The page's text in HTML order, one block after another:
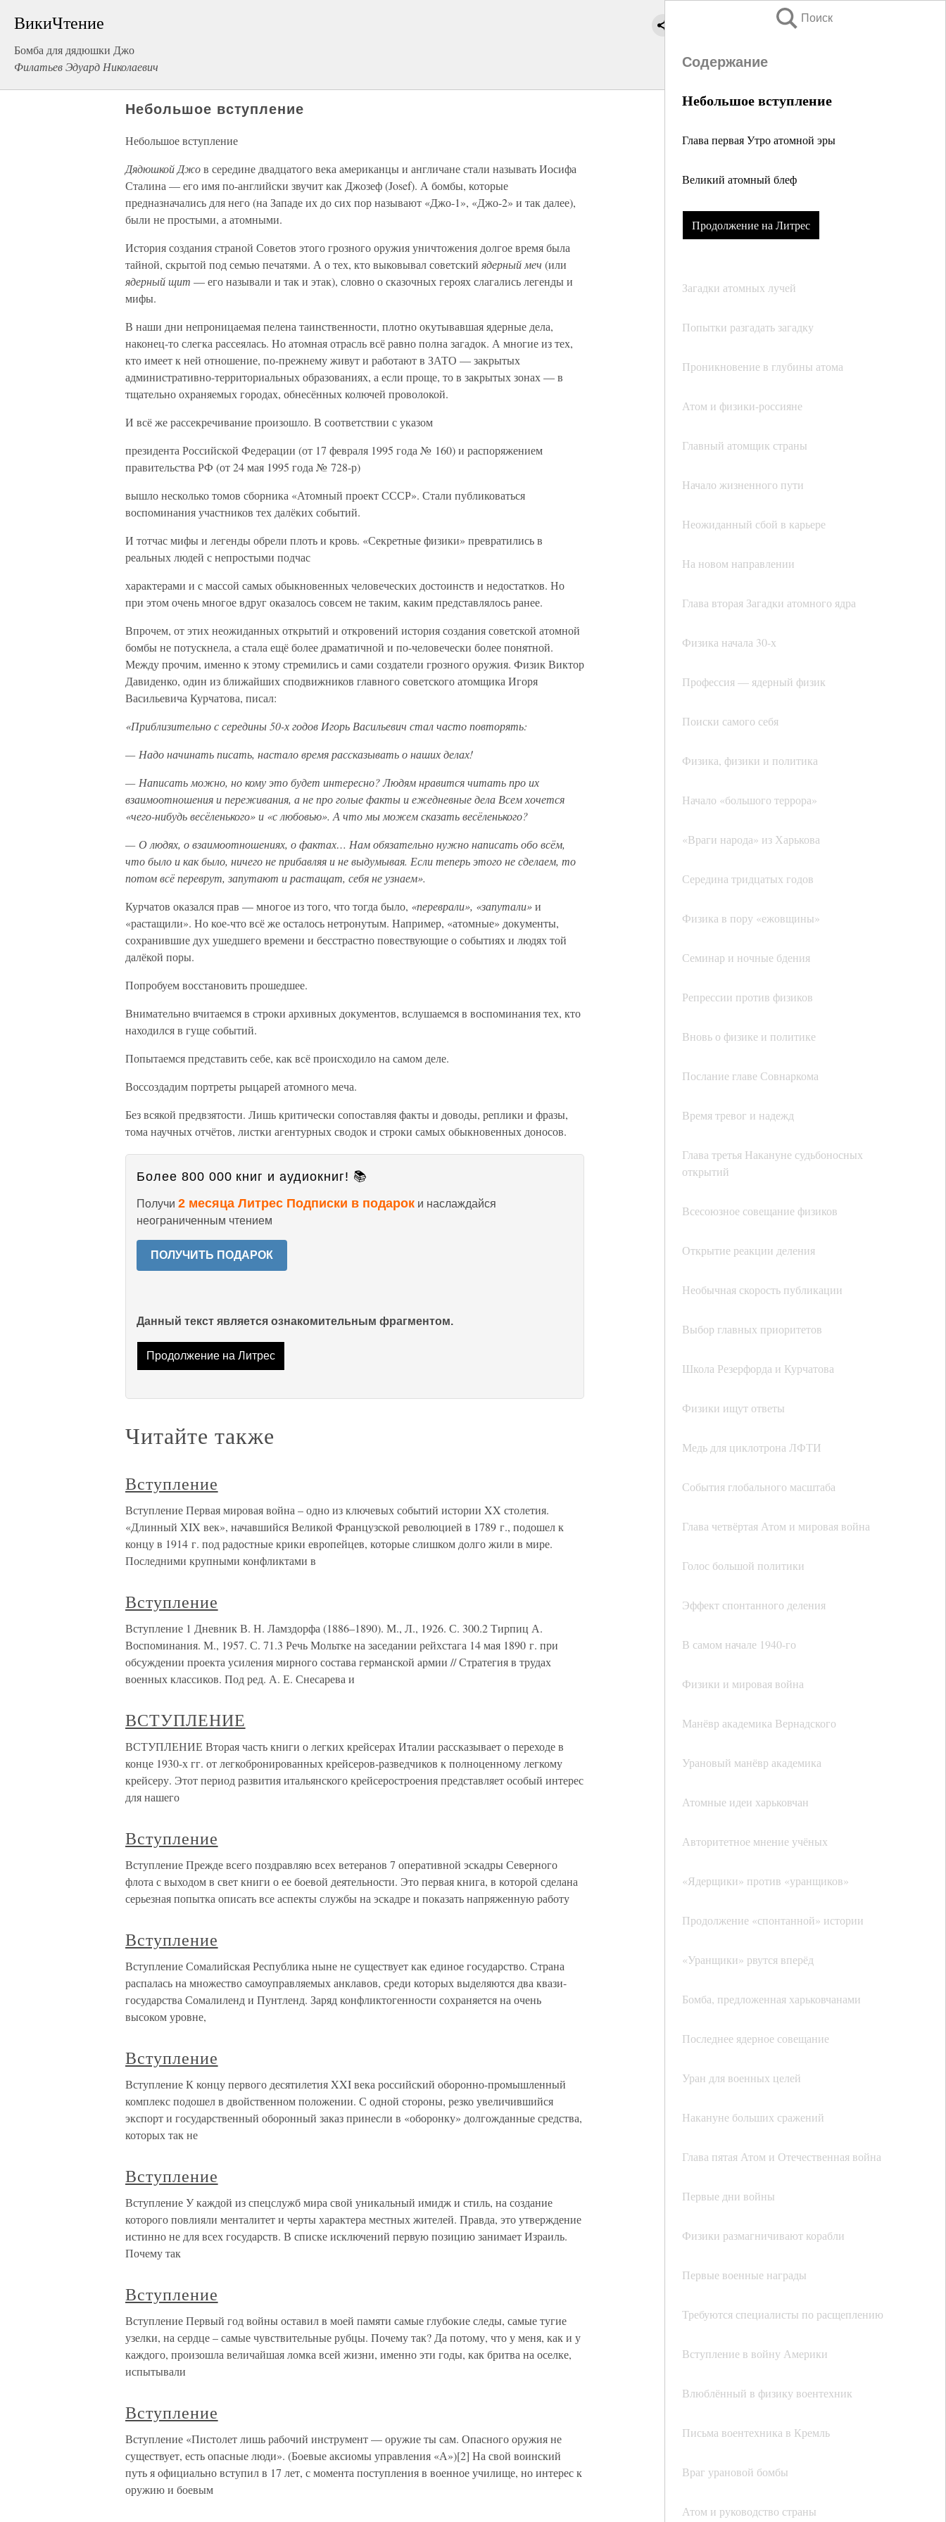
ВикиЧтение
Бомба для дядюшки Джо
Филатьев Эдуард Николаевич
Поиск
Содержание
Небольшое вступление
Глава первая Утро атомной эры
Великий атомный блеф
Продолжение на Литрес
Загадки атомных лучей
Попытки разгадать загадку
Проникновение в глубины атома
Атом и физики-россияне
Главный атомщик страны
Начало жизненного пути
Неожиданный сбой в карьере
На новом направлении
Глава вторая Загадки атомного ядра
Физика начала 30-х
Профессия — ядерный физик
Поиски самого себя
Физика, физики и политика
Начало «большого террора»
«Враги народа» из Харькова
Середина тридцатых годов
Физика в пору «ежовщины»
Семинар и ночные бдения
Репрессии против физиков
Вновь о физике и политике
Послание главе Совнаркома
Время тревог и надежд
Глава третья Накануне судьбоносных
открытий
Всесоюзное совещание физиков
Открытие реакции деления
Необычная скорость публикации
Выбор главных приоритетов
Школа Резерфорда и Курчатова
Физики ищут ответы
Медь для циклотрона ЛФТИ
События глобального масштаба
Глава четвёртая Атом и мировая война
Голос большой политики
Эффект спонтанного деления
В самом начале 1940-го
Физики и мировая война
Манёвр академика Вернадского
Урановый манёвр академика
Атомные идеи харьковчан
Авторитетное мнение учёных
«Ядерщики» против «уранщиков»
Продолжение «спонтанной» истории
«Уранщики» рвутся вперёд
Бомба, предложенная харьковчанами
Последнее ядерное совещание
Уран для военных целей
Накануне больших сражений
Глава пятая Атом и Отечественная война
Первые дни войны
Физики размагничивают корабли
Первые военные награды
Требуются специалисты по расщеплению
Вступление в войну Америки
Влюблённый в физику воентехник
Письма воентехника в Кремль
Враг урановой бомбы
Атом и руководство страны
Небольшое вступление
Небольшое вступление
Дядюшкой Джов середине двадцатого века американцы и англичане стали называть Иосифа
Сталина — его имя по-английски звучит как Джозеф (Josef). А бомбы, которые
предназначались для него (на Западе их до сих пор называют «Джо-1», «Джо-2» и так далее),
были не простыми, а атомными.
История создания страной Советов этого грозного оружия уничтожения долгое время была
тайной, скрытой под семью печатями. А о тех, кто выковывал советский ядерный меч (или
ядерный щит — его называли и так и этак), словно о сказочных героях слагались легенды и
мифы.
В наши дни непроницаемая пелена таинственности, плотно окутывавшая ядерные дела,
наконец-то слегка рассеялась. Но атомная отрасль всё равно полна загадок. А многие из тех,
кто имеет к ней отношение, по-прежнему живут и работают в ЗАТО — закрытых
административно-территориальных образованиях, а если проще, то в закрытых зонах — в
тщательно охраняемых городах, обнесённых колючей проволокой.
И всё же рассекречивание произошло. В соответствии с указом
президента Российской Федерации (от 17 февраля 1995 года № 160) и распоряжением
правительства РФ (от 24 мая 1995 года № 728-р)
вышло несколько томов сборника «Атомный проект СССР». Стали публиковаться
воспоминания участников тех далёких событий.
И тотчас мифы и легенды обрели плоть и кровь. «Секретные физики» превратились в
реальных людей с непростыми подчас
характерами и с массой самых обыкновенных человеческих достоинств и недостатков. Но
при этом очень многое вдруг оказалось совсем не таким, каким представлялось ранее.
Впрочем, от этих неожиданных открытий и откровений история создания советской атомной
бомбы не потускнела, а стала ещё более драматичной и по-человечески более понятной.
Между прочим, именно к этому стремились и сами создатели грозного оружия. Физик Виктор
Давиденко, один из ближайших сподвижников главного советского атомщика Игоря
Васильевича Курчатова, писал:
«Приблизительно с середины 50-х годов Игорь Васильевич стал часто повторять:
— Надо начинать писать, настало время рассказывать о наших делах!
— Написать можно, но кому это будет интересно? Людям нравится читать про их
взаимоотношения и переживания, а не про голые факты и ежедневные дела Всем хочется
«чего-нибудь весёленького» и «с любовью». А что мы можем сказать весёленького?
— О людях, о взаимоотношениях, о фактах… Нам обязательно нужно написать обо всём,
что было и как было, ничего не прибавляя и не выдумывая. Если теперь этого не сделаем, то
потом всё переврут, запутают и растащат, себя не узнаем».
Курчатов оказался прав — многое из того, что тогда было, «переврали», «запутали»и
«растащили». Но кое-что всё же осталось нетронутым. Например, «атомные» документы,
сохранившие дух ушедшего времени и бесстрастно повествующие о событиях и людях той
далёкой поры.
Попробуем восстановить прошедшее.
Внимательно вчитаемся в строки архивных документов, вслушаемся в воспоминания тех, кто
находился в гуще событий.
Попытаемся представить себе, как всё происходило на самом деле.
Воссоздадим портреты рыцарей атомного меча.
Без всякой предвзятости. Лишь критически сопоставляя факты и доводы, реплики и фразы,
тома научных отчётов, листки агентурных сводок и строки самых обыкновенных доносов.
Более 800 000 книг и аудиокниг! 📚
Получи 2 месяца Литрес Подписки в подарок и наслаждайся
неограниченным чтением
ПОЛУЧИТЬ ПОДАРОК
Данный текст является ознакомительным фрагментом.
Продолжение на Литрес
Читайте также
Вступление
Вступление Первая мировая война – одно из ключевых событий истории XX столетия.
«Длинный XIX век», начавшийся Великой Французской революцией в 1789 г., подошел к
концу в 1914 г. под радостные крики европейцев, которые слишком долго жили в мире.
Последними крупными конфликтами в
Вступление
Вступление 1 Дневник В. Н. Ламздорфа (1886–1890). М., Л., 1926. С. 300.2 Тирпиц А.
Воспоминания. М., 1957. С. 71.3 Речь Мольтке на заседании рейхстага 14 мая 1890 г. при
обсуждении проекта усиления мирного состава германской армии // Стратегия в трудах
военных классиков. Под ред. А. Е. Снесарева и
ВСТУПЛЕНИЕ
ВСТУПЛЕНИЕ Вторая часть книги о легких крейсерах Италии рассказывает о переходе в
конце 1930-х гг. от легкобронированных крейсеров-разведчиков к полноценному легкому
крейсеру. Этот период развития итальянского крейсеростроения представляет особый интерес
для нашего
Вступление
Вступление Прежде всего поздравляю всех ветеранов 7 оперативной эскадры Северного
флота с выходом в свет книги о ее боевой деятельности. Это первая книга, в которой сделана
серьезная попытка описать все аспекты службы на эскадре и показать напряженную работу
Вступление
Вступление Сомалийская Республика ныне не существует как единое государство. Страна
распалась на множество самоуправляемых анклавов, среди которых выделяются два квази-
государства Сомалиленд и Пунтленд. Заряд конфликтогенности сохраняется на очень
высоком уровне,
Вступление
Вступление К концу первого десятилетия XXI века российский оборонно-промышленный
комплекс подошел в двойственном положении. С одной стороны, резко увеличившийся
экспорт и государственный оборонный заказ принесли в «оборонку» долгожданные средства,
которых так не
Вступление
Вступление У каждой из спецслужб мира свой уникальный имидж и стиль, на создание
которого повлияли менталитет и черты характера местных жителей. Правда, это утверждение
истинно не для всех государств. В списке исключений первую позицию занимает Израиль.
Почему так
Вступление
Вступление Первый год войны оставил в моей памяти самые глубокие следы, самые тугие
узелки, на сердце – самые чувствительные рубцы. Почему так? Да потому, что у меня, как и у
каждого, произошла величайшая ломка всей жизни, именно эти годы, как бритва на оселке,
испытывали
Вступление
Вступление «Пистолет лишь рабочий инструмент — оружие ты сам. Опасного оружия не
существует, есть опасные люди». (Боевые аксиомы управления «А»)[2] На свой воинский
путь я официально вступил в 17 лет, с момента поступления в военное училище, но интерес к
оружию и боевым